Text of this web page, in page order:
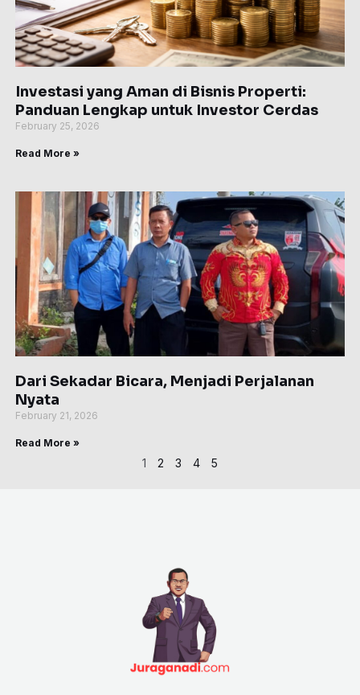
Investasi yang Aman di Bisnis Properti:
Panduan Lengkap untuk Investor Cerdas
February 25, 2026
Read More »
Dari Sekadar Bicara, Menjadi Perjalanan
Nyata
February 21, 2026
Read More »
1 2 3 4 5